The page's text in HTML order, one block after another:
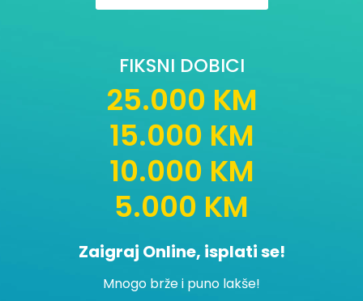
FIKSNI DOBICI
25.000 KM
15.000 KM
10.000 KM
5.000 KM
Zaigraj Online, isplati se!
Mnogo brže i puno lakše!